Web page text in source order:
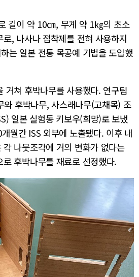
길이 약 10㎝, 무게 약 1㎏의 초소
, 나사나 접착제를 전혀 사용하지
는 일본 전통 목공예 기법을 도입했
거쳐 후박나무를 사용했다. 연구팀
후박나무, 사스래나무(고채목) 조
일본 실험동 키보우(희망)로 보냈
월간 ISS 외부에 노출됐다. 이후 내
나뭇조각에 거의 변화가 없다는
후박나무를 재료로 선정했다.